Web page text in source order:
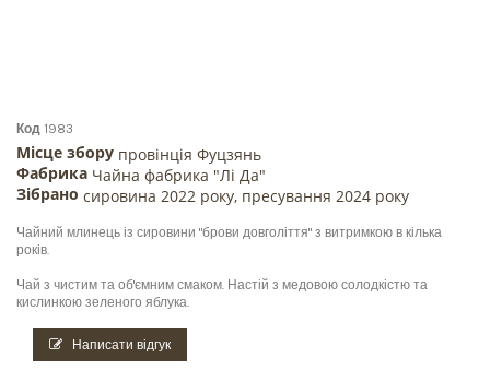
Код 1983
Місце збору провінція Фуцзянь
Фабрика Чайна фабрика "Лі Да"
Зібрано сировина 2022 року, пресування 2024 року
Чайний млинець із сировини "брови довголіття" з витримкою в кілька
років.
Чай з чистим та об'ємним смаком. Настій з медовою солодкістю та
кислинкою зеленого яблука.
Написати відгук